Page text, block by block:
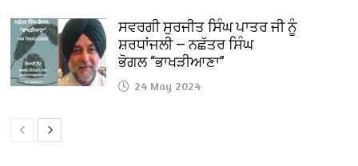
ਸਵਰਗੀ ਸੁਰਜੀਤ ਸਿੰਘ ਪਾਤਰ ਜੀ ਨੂੰ
ਸ਼ਰਧਾਂਜਲੀ — ਨਛੱਤਰ ਸਿੰਘ
ਭੋਗਲ “ਭਾਖੜੀਆਣਾ”
24 May 2024